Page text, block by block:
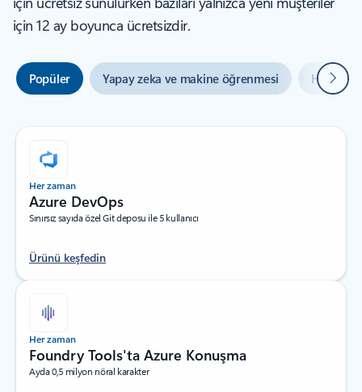
için 12 ay boyunca ücretsizdir.
Popüler Yapay zeka ve makine öğrenmesi Hibrit ve
Her zaman
Azure DevOps
Sınırsız sayıda özel Git deposu ile 5 kullanıcı
Ürünü keşfedin
Her zaman
Foundry Tools'ta Azure Konuşma
Ayda 0,5 milyon nöral karakter